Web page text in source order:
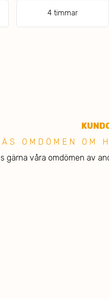
4 timmar
OMDÖMEN OM
gärna våra omdömen av